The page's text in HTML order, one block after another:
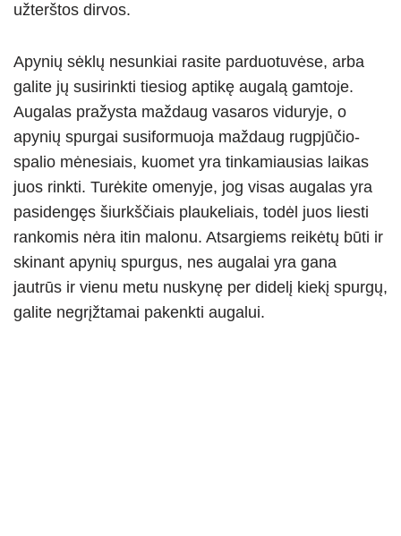
užterštos dirvos.
Apynių sėklų nesunkiai rasite parduotuvėse, arba
galite jų susirinkti tiesiog aptikę augalą gamtoje.
Augalas pražysta maždaug vasaros viduryje, o
apynių spurgai susiformuoja maždaug rugpjūčio-
spalio mėnesiais, kuomet yra tinkamiausias laikas
juos rinkti. Turėkite omenyje, jog visas augalas yra
pasidengęs šiurkščiais plaukeliais, todėl juos liesti
rankomis nėra itin malonu. Atsargiems reikėtų būti ir
skinant apynių spurgus, nes augalai yra gana
jautrūs ir vienu metu nuskynę per didelį kiekį spurgų,
galite negrįžtamai pakenkti augalui.